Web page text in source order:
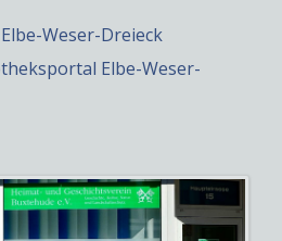
Weser-Dreieck
Elbe-Weser-